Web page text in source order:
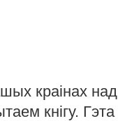
краінах
кнігу.